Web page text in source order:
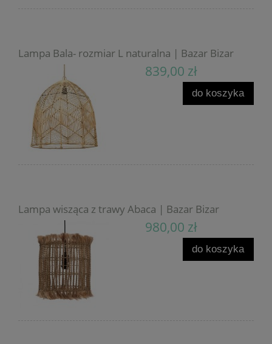
Lampa Bala- rozmiar L naturalna | Bazar Bizar
839,00 zł
do koszyka
Lampa wisząca z trawy Abaca | Bazar Bizar
980,00 zł
do koszyka